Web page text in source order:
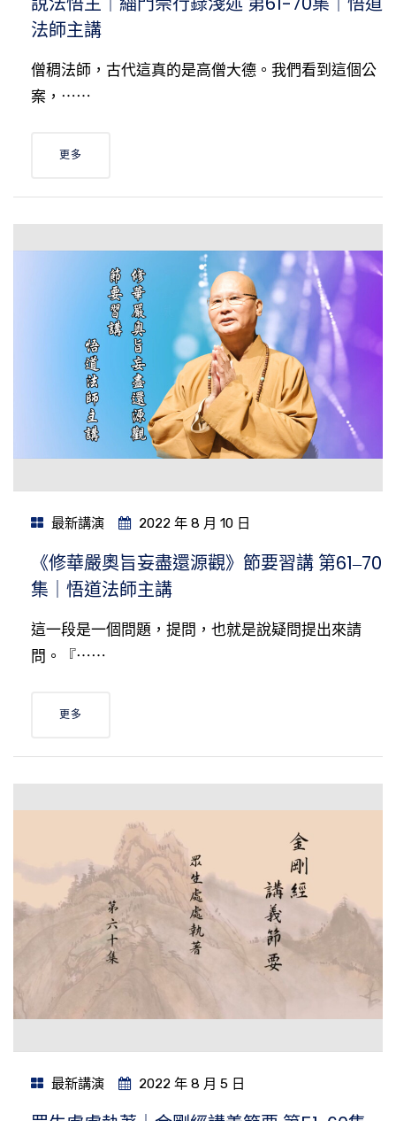
法師主講
僧稠法師，古代這真的是高僧大德。我們看到這個公
案，⋯⋯
更多
最新講演 2022 年 8 月 10 日
《修華嚴奧旨妄盡還源觀》節要習講 第61‒70
集｜悟道法師主講
這一段是一個問題，提問，也就是說疑問提出來請
問。『⋯⋯
更多
最新講演 2022 年 8 月 5 日